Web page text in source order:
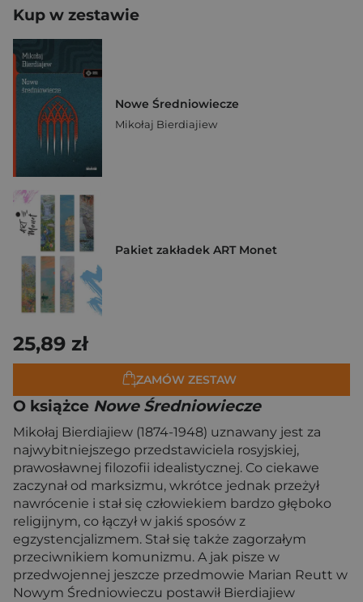
Kup w zestawie
Nowe Średniowiecze
Mikołaj Bierdiajiew
Pakiet zakładek ART Monet
25,89 zł
ZAMÓW ZESTAW
O książce Nowe Średniowiecze
Mikołaj Bierdiajiew (1874-1948) uznawany jest za
najwybitniejszego przedstawiciela rosyjskiej,
prawosławnej filozofii idealistycznej. Co ciekawe
zaczynał od marksizmu, wkrótce jednak przeżył
nawrócenie i stał się człowiekiem bardzo głęboko
religijnym, co łączył w jakiś sposów z
egzystencjalizmem. Stał się także zagorzałym
przeciwnikiem komunizmu. A jak pisze w
przedwojennej jeszcze przedmowie Marian Reutt w
Nowym Średniowieczu postawił Bierdiajiew